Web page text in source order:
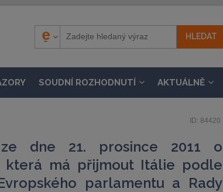
SOUDNÍ ROZHODNUTÍ AKTUÁLNĚ
ID: 84420
ze dne 21. prosince 2011 o
která má přijmout Itálie podle
parlamentu a Rady